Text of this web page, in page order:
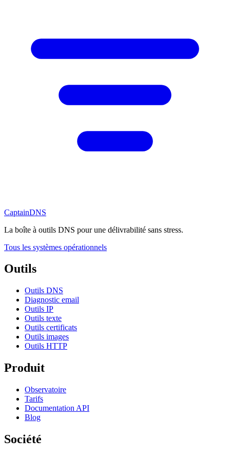
CaptainDNS
La boîte à outils DNS pour une délivrabilité sans stress.
Tous les systèmes opérationnels
Outils
Outils DNS
Diagnostic email
Outils IP
Outils texte
Outils certificats
Outils images
Outils HTTP
Produit
Observatoire
Tarifs
Documentation API
Blog
Société